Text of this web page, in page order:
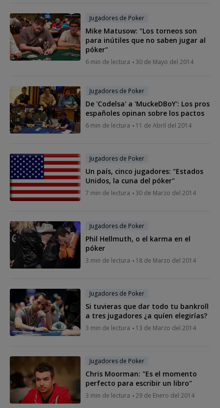
Jugadores de Poker
Mike Matusow: "Los torneos son
para inútiles que no saben jugar al
póker"
6 min de lectura 30 de Mayo del 2014
Jugadores de Poker
De 'Codelsa' a 'MuckeDBoY': Los pros
españoles opinan sobre los pactos
6 min de lectura 11 de Abril del 2014
Jugadores de Poker
Un país, cinco jugadores: "Estados
Unidos, la cuna del póker"
7 min de lectura 30 de Marzo del 2014
Jugadores de Poker
Phil Hellmuth, o el karma en el
póker
3 min de lectura 18 de Marzo del 2014
Jugadores de Poker
Si tuvieras que dar todo tu bankroll
a tres jugadores ¿a quíen elegirías?
3 min de lectura 13 de Marzo del 2014
Jugadores de Poker
Chris Moorman: "Es el momento
perfecto para escribir un libro"
3 min de lectura 29 de Enero del 2014